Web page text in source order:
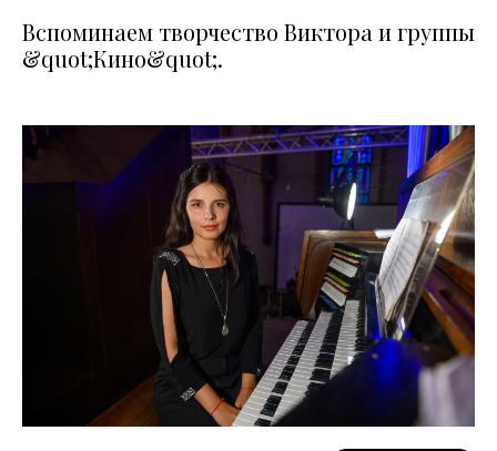
Вспоминаем творчество Виктора и группы
&quot;Кино&quot;.